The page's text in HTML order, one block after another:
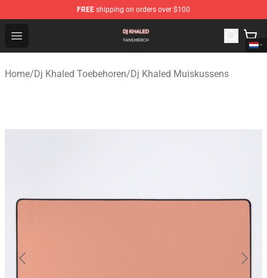
FREE shipping on orders over $100
Open menu
Dj Khaled Shop - Official Dj Khaled Merchandise Store
Home/Dj Khaled Toebehoren/Dj Khaled Muiskussens